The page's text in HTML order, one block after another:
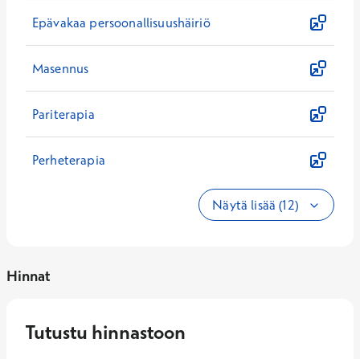
Epävakaa persoonallisuushäiriö
Masennus
Pariterapia
Perheterapia
Näytä lisää (12)
Hinnat
Tutustu hinnastoon